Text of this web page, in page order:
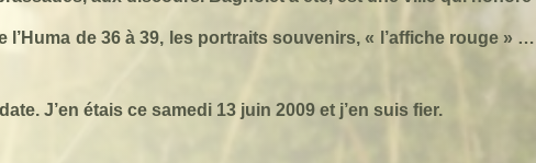
de 36 à 39, les portraits souvenirs, « l’affiche rouge »
J’en étais ce samedi 13 juin 2009 et j’en suis fier.